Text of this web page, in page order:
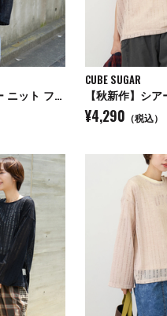
【秋新作】シアー ニット フレンチスリーブ プルオーバー
CUBE SUGAR
¥4,290 （税込）